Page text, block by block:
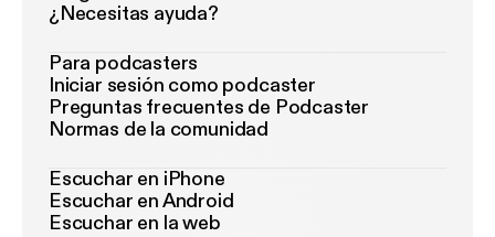
¿Necesitas ayuda?
Para podcasters
Iniciar sesión como podcaster
Preguntas frecuentes de Podcaster
Normas de la comunidad
Escuchar en iPhone
Escuchar en Android
Escuchar en la web